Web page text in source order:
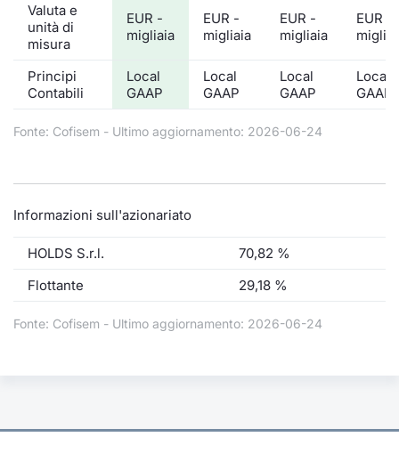
Valuta e
unità di
misura
EUR -
migliaia
EUR -
migliaia
EUR -
migliaia
EUR -
Principi
Contabili
Local
GAAP
Local
GAAP
Local
GAAP
Local
GAAP
Fonte: Cofisem - Ultimo aggiornamento: 2026-06-24
Informazioni sull'azionariato
HOLDS S.r.l.
70,82 %
Flottante
29,18 %
Fonte: Cofisem - Ultimo aggiornamento: 2026-06-24